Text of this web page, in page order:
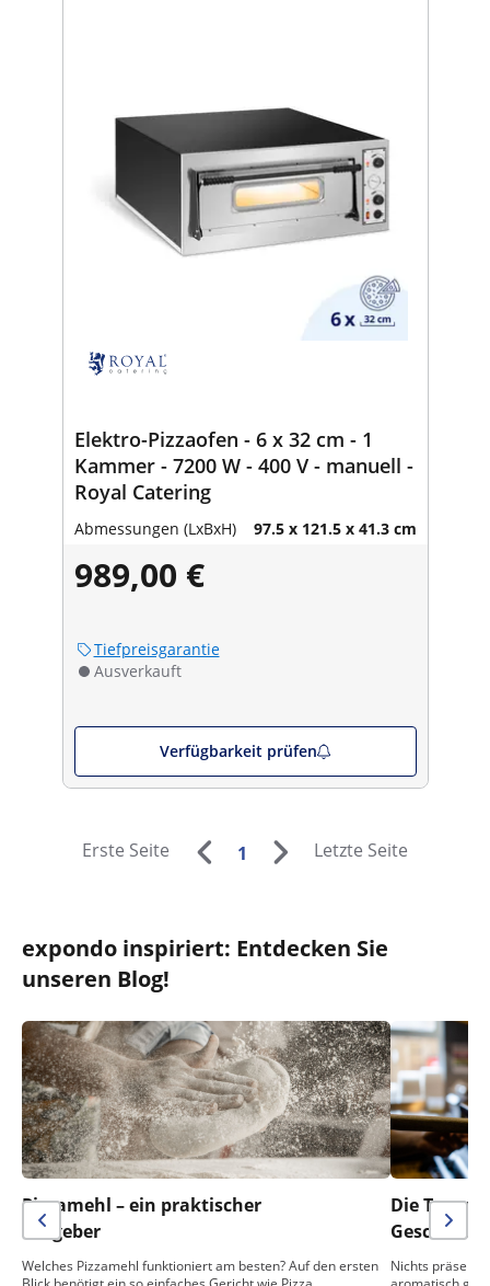
Elektro-Pizzaofen - 6 x 32 cm - 1
Kammer - 7200 W - 400 V - manuell -
Royal Catering
Abmessungen (LxBxH) 97.5 x 121.5 x 41.3 cm
989,00 €
Tiefpreisgarantie
Ausverkauft
Verfügbarkeit prüfen
Erste Seite 1 Letzte Seite
expondo inspiriert: Entdecken Sie
unseren Blog!
Pizzamehl – ein praktischer
Ratgeber
Welches Pizzamehl funktioniert am besten? Auf den ersten
Die
Nichts